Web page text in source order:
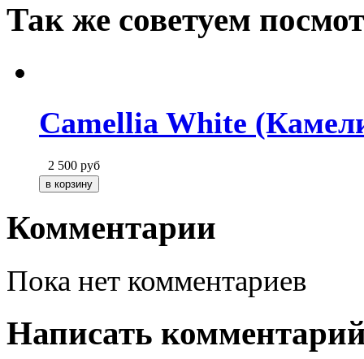
Так же советуем
Camellia White
2 500 руб
Комментарии
Пока нет комментариев
Написать